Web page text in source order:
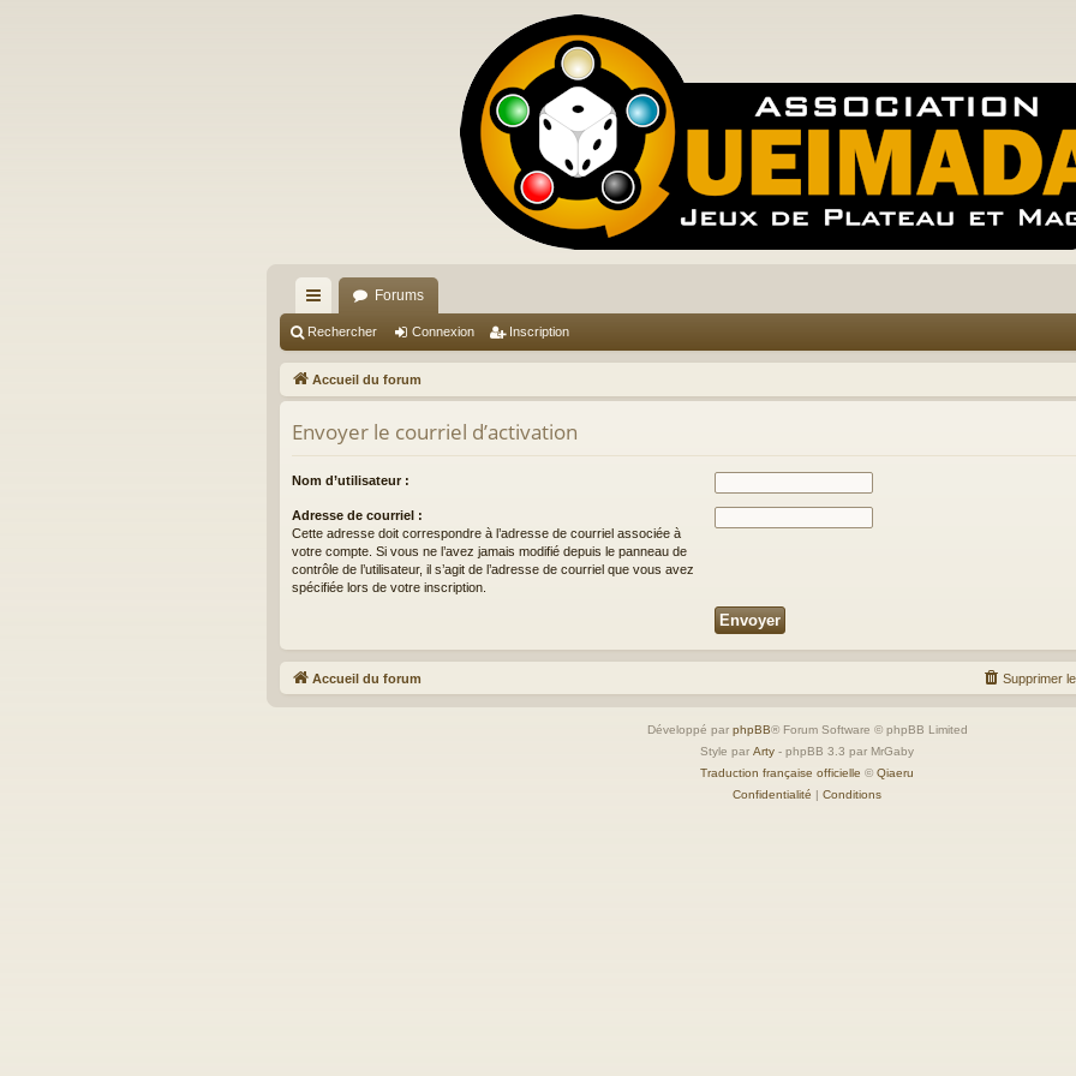
ac
co
ur
ci
s
Forums
Rechercher Connexion Inscription
Accueil du forum
Envoyer le courriel d’activation
Nom d’utilisateur :
Adresse de courriel :
Cette adresse doit correspondre à l’adresse de courriel associée à
votre compte. Si vous ne l’avez jamais modifié depuis le panneau de
contrôle de l’utilisateur, il s’agit de l’adresse de courriel que vous avez
spécifiée lors de votre inscription.
Accueil du forum Supprimer
Développé par phpBB® Forum Software © phpBB Limited
Style par Arty - phpBB 3.3 par MrGaby
Traduction française officielle © Qiaeru
Confidentialité | Conditions